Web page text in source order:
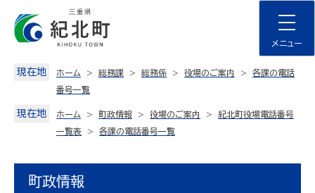
content
メニュー
現在地 ホーム 総務課 総務係 役場のご案内
各課の電話
番号一覧
現在地 ホーム 町政情報 役場のご案内
紀北町役場電話番号
一覧表
各課の電話番号一覧
町政情報